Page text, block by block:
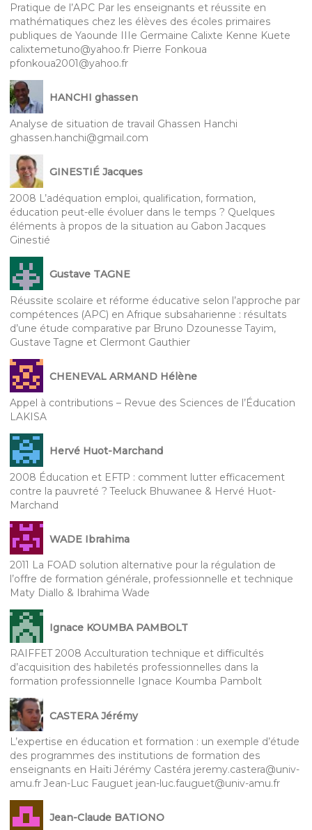
Pratique de l’APC Par les enseignants et réussite en
mathématiques chez les élèves des écoles primaires
publiques de Yaounde IIIe Germaine Calixte Kenne Kuete
calixtemetuno@yahoo.fr Pierre Fonkoua
pfonkoua2001@yahoo.fr
HANCHI ghassen
Analyse de situation de travail Ghassen Hanchi
ghassen.hanchi@gmail.com
GINESTIÉ Jacques
2008 L’adéquation emploi, qualification, formation,
éducation peut-elle évoluer dans le temps ? Quelques
éléments à propos de la situation au Gabon Jacques
Ginestié
Gustave TAGNE
Réussite scolaire et réforme éducative selon l’approche par
compétences (APC) en Afrique subsaharienne : résultats
d’une étude comparative par Bruno Dzounesse Tayim,
Gustave Tagne et Clermont Gauthier
CHENEVAL ARMAND Hélène
Appel à contributions – Revue des Sciences de l’Éducation
LAKISA
Hervé Huot-Marchand
2008 Éducation et EFTP : comment lutter efficacement
contre la pauvreté ? Teeluck Bhuwanee & Hervé Huot-
Marchand
WADE Ibrahima
2011 La FOAD solution alternative pour la régulation de
l’offre de formation générale, professionnelle et technique
Maty Diallo & Ibrahima Wade
Ignace KOUMBA PAMBOLT
RAIFFET 2008 Acculturation technique et difficultés
d’acquisition des habiletés professionnelles dans la
formation professionnelle Ignace Koumba Pambolt
CASTERA Jérémy
L’expertise en éducation et formation : un exemple d’étude
des programmes des institutions de formation des
enseignants en Haïti Jérémy Castéra jeremy.castera@univ-
amu.fr Jean-Luc Fauguet jean-luc.fauguet@univ-amu.fr
Jean-Claude BATIONO